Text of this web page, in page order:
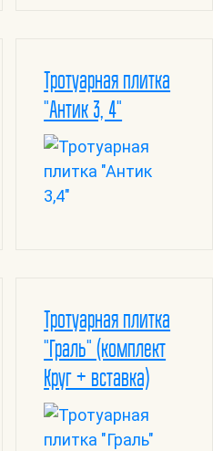
Тротуарная плитка
"Антик 3, 4"
Тротуарная плитка
"Граль" (комплект
Круг + вставка)